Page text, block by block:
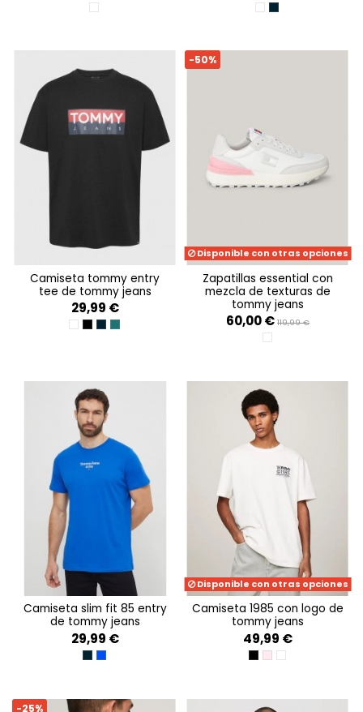
WHITE ANCIENT WHITE
DARK NIGHT NAVY
camiseta tommy entry
tee de tommy jeans
29,99 €
WHITEBLACKDARK NIGHT NAVY
DEEP SEAWATER
-50%
Disponible con otras opciones
zapatillas essential con
mezcla de texturas de
tommy jeans
60,00 € 119,99 €
ECRU / LIGHT CAST
camiseta slim fit 85 entry
de tommy jeans
29,99 €
DARK NIGHT NAVY
PERSIAN BLUE
Disponible con otras opciones
camiseta 1985 con logo de
tommy jeans
49,99 €
BLACKBALLET PINK
ANCIENT WHITE
-25%